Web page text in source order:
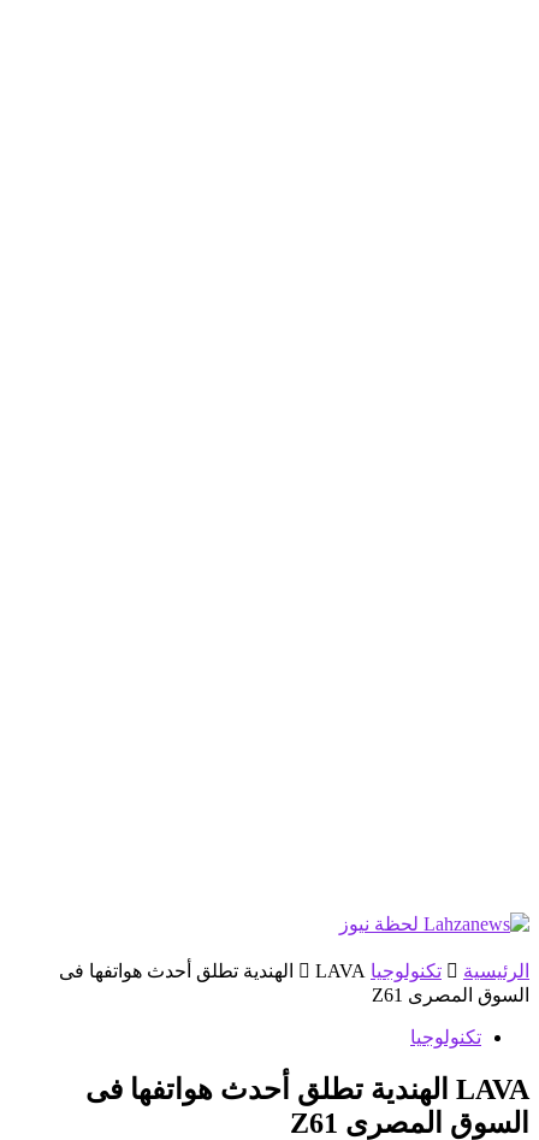
الرئيسية تكنولوجيا
LAVA الهندية تطلق أحدث هواتفها فى
السوق المصرى Z61
تكنولوجيا
LAVA الهندية تطلق أحدث هواتفها فى
السوق المصرى Z61